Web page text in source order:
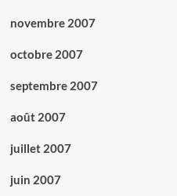
novembre 2007
octobre 2007
septembre 2007
août 2007
juillet 2007
juin 2007